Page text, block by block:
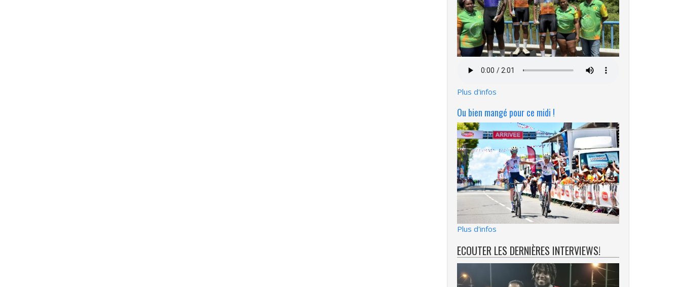
audio
Plus d'infos
Ou bien mangé pour ce midi !
Plus d'infos
ECOUTER LES DERNIÈRES INTERVIEWS!